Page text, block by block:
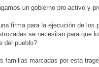
un gobierno pro-activo y
firma para la ejecución de los
se necesitan para que
del pueblo?
familias marcadas por esta